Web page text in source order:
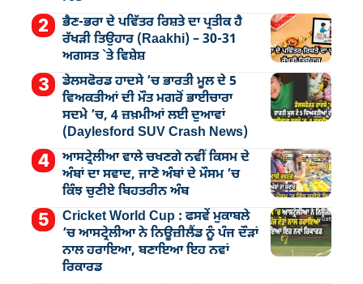
ਭੈਣ-ਭਰਾ ਦੇ ਪਵਿੱਤਰ ਰਿਸ਼ਤੇ ਦਾ ਪ੍ਰਤੀਕ ਹੈ
ਰੱਖੜੀ ਤਿਉਹਾਰ (Raakhi) – 30-31
ਅਗਸਤ `ਤੇ ਵਿਸ਼ੇਸ਼
ਡੇਲਸਫੋਰਡ ਹਾਦਸੇ ’ਚ ਭਾਰਤੀ ਮੂਲ ਦੇ 5
ਵਿਅਕਤੀਆਂ ਦੀ ਮੌਤ ਮਗਰੋਂ ਭਾਈਚਾਰਾ
ਸਦਮੇ ’ਚ, 4 ਜ਼ਖ਼ਮੀਆਂ ਲਈ ਦੁਆਵਾਂ
(Daylesford SUV Crash News)
ਆਸਟ੍ਰੇਲੀਆ ਵਾਲੇ ਚਖਣਗੇ ਨਵੀਂ ਕਿਸਮ ਦੇ
ਅੰਬਾਂ ਦਾ ਸਵਾਦ, ਜਾਣੋ ਅੰਬਾਂ ਦੇ ਮੌਸਮ ’ਚ
ਕਿੰਝ ਚੁਣੀਏ ਬਿਹਤਰੀਨ ਅੰਬ
Cricket World Cup : ਫਸਵੇਂ ਮੁਕਾਬਲੇ
’ਚ ਆਸਟ੍ਰੇਲੀਆ ਨੇ ਨਿਊਜ਼ੀਲੈਂਡ ਨੂੰ ਪੰਜ ਦੌੜਾਂ
ਨਾਲ ਹਰਾਇਆ, ਬਣਾਇਆ ਇਹ ਨਵਾਂ
ਰਿਕਾਰਡ